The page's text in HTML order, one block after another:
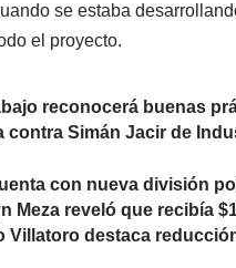
se estaba
el proyecto.
reconocerá buenas
contra Simán Jacir de
con nueva división
Meza reveló que recibía
Villatoro destaca